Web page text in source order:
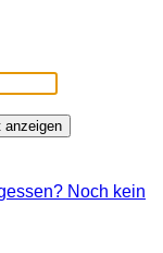
anzeigen
Noch kein